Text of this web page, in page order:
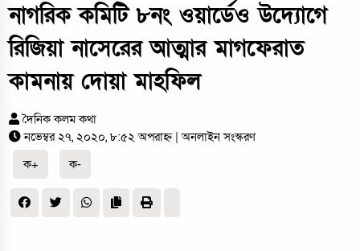
নাগরিক কমিটি ৮নং ওয়ার্ডেও উদ্যোগে
রিজিয়া নাসেরের আত্মার মাগফেরাত
কামনায় দোয়া মাহফিল
দৈনিক কলম কথা
নভেম্বর ২৭, ২০২০, ৮:৫২ অপরাহ্ন | অনলাইন সংস্করণ
ক+
ক-